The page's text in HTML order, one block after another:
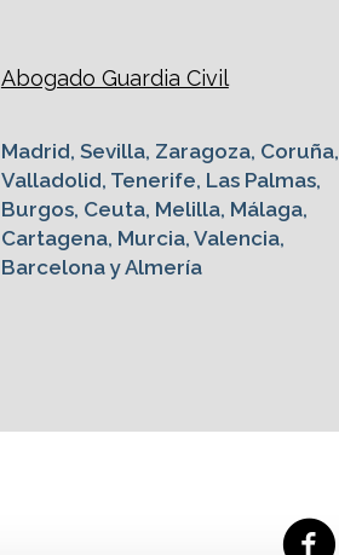
Abogado Guardia Civil
Madrid, Sevilla, Zaragoza, Coruña,
Valladolid, Tenerife, Las Palmas,
Burgos, Ceuta, Melilla, Málaga,
Cartagena, Murcia, Valencia,
Barcelona y Almería